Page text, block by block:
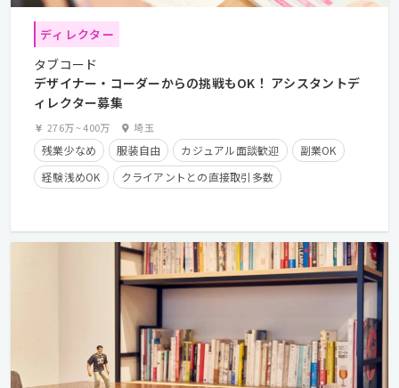
ディレクター
タブコード
デザイナー・コーダーからの挑戦もOK！ アシスタントデ
ィレクター募集
276万~400万 埼玉
残業少なめ 服装自由 カジュアル面談歓迎
副業OK
経験浅めOK
クライアントとの直接取引多数
第二新卒歓迎
実務未経験OK